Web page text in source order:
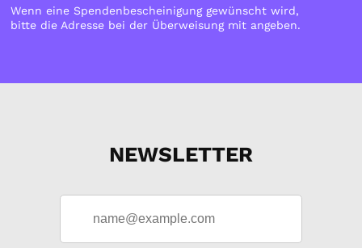
Wenn eine Spendenbescheinigung gewünscht wird,
bitte die Adresse bei der Überweisung mit angeben.
NEWSLETTER